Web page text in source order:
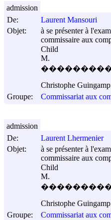
De:
Laurent Mansouri
Objet:
à se présenter à
commissaire aux
Child
M.
Christophe Guingamp
Groupe:
Commissariat aux
admission
De:
Laurent Lhermenier
Objet:
à se présenter à
commissaire aux
Child
M.
Christophe Guingamp
Groupe:
Commissariat aux
admission